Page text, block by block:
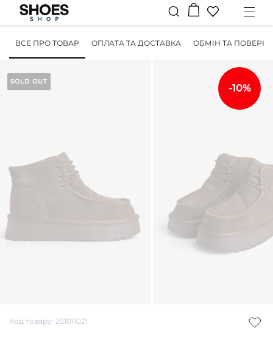
ВСЕ ПРО ТОВАР ОПЛАТА ТА ДОСТАВКА ОБМІН ТА
-10%
SOLD OUT
Код товару: 251011021